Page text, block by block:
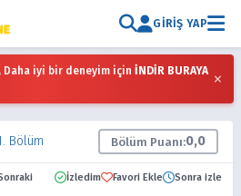
GIRIŞ YAP
Daha iyi bir deneyim için İNDİR BURAYA ×
Bölüm Bölüm Puanı:0,0
İzledim Favori Ekle Sonra izle